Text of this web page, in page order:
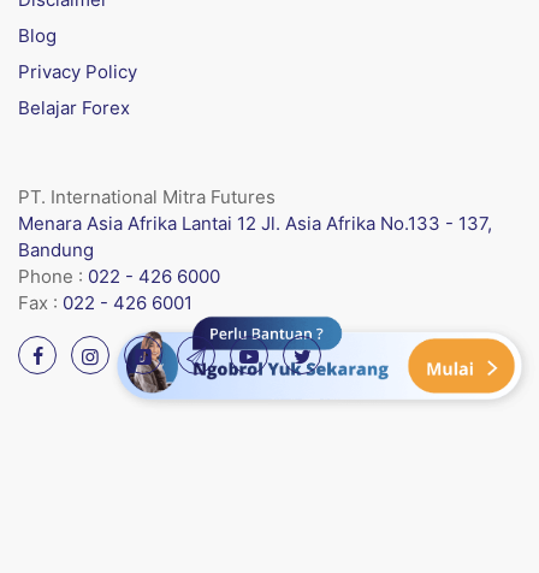
Blog
Privacy Policy
Belajar Forex
PT. International Mitra Futures
Menara Asia Afrika Lantai 12 Jl. Asia Afrika No.133 - 137,
Bandung
Phone : 022 - 426 6000
Fax : 022 - 426 6001